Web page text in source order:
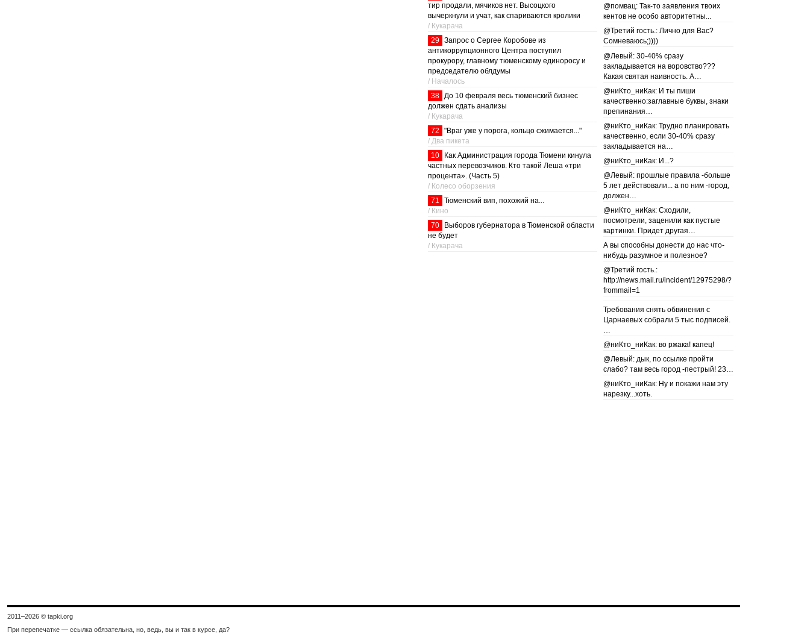
тир продали, мячиков нет. Высоцкого
вычеркнули и учат, как спариваются кролики
/ Кукарача
29 Запрос о Сергее Коробове из
антикоррупционного Центра поступил
прокурору, главному тюменскому единоросу и
председателю облдумы
/ Началось
38 До 10 февраля весь тюменский бизнес
должен сдать анализы
/ Кукарача
72
"Враг уже у порога, кольцо сжимается..."
/ Два пикета
10
Как Администрация города Тюмени кинула
частных перевозчиков. Кто такой Леша «три
процента». (Часть 5)
/ Колесо оборзения
71
Тюменский вип, похожий на...
/ Кино
70
Выборов губернатора в Тюменской области
не будет
/ Кукарача
@помвац: Так-то заявления твоих
кентов не особо авторитетны...
@Третий гость.: Лично для Вас?
Сомневаюсь;))))
@Левый: 30-40% сразу
закладывается на воровство???
Какая святая наивность. А…
@ниКто_ниКак: И ты пиши
качественно:заглавные буквы, знаки
препинания…
@ниКто_ниКак: Трудно планировать
качественно, если 30-40% сразу
закладывается на…
@ниКто_ниКак: И...?
@Левый: прошлые правила -больше
5 лет действовали... а по ним -город,
должен…
@ниКто_ниКак: Сходили,
посмотрели, заценили как пустые
картинки. Придет другая…
А вы способны донести до нас что-
нибудь разумное и полезное?
@Третий гость.:
http://news.mail.ru/incident/12975298/?
frommail=1
Требования снять обвинения с
Царнаевых собрали 5 тыс подписей.
@ниКто_ниКак: во ржака! капец!
@Левый: дык, по ссылке пройти
слабо? там весь город -пестрый! 23…
@ниКто_ниКак: Ну и покажи нам эту
нарезку...хоть.
2011–2026 © tapki.org
При перепечатке — ссылка обязательна, но, ведь, вы и так в курсе, да?